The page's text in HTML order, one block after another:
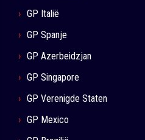
GP Italië
GP Spanje
GP Azerbeidzjan
GP Singapore
GP Verenigde Staten
GP Mexico